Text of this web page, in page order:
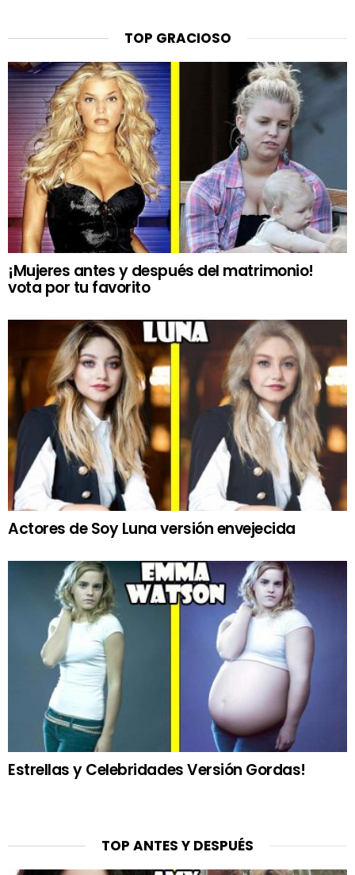
TOP GRACIOSO
¡Mujeres antes y después del matrimonio!
vota por tu favorito
Actores de Soy Luna versión envejecida
Estrellas y Celebridades Versión Gordas!
TOP ANTES Y DESPUÉS